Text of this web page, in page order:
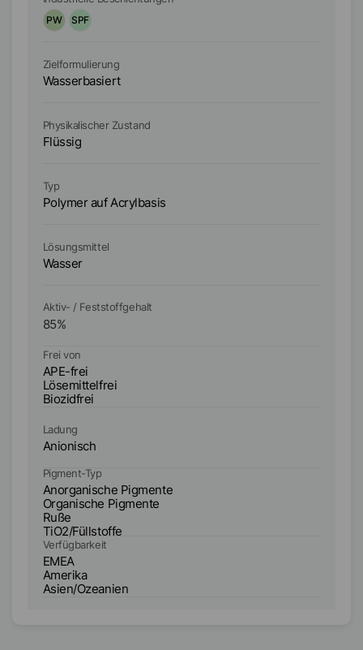
PW
SPF
Zielformulierung
Wasserbasiert
Physikalischer Zustand
Flüssig
Typ
Polymer auf Acrylbasis
Lösungsmittel
Wasser
Aktiv- / Feststoffgehalt
85%
Frei von
APE-frei
Lösemittelfrei
Biozidfrei
Ladung
Anionisch
Pigment-Typ
Anorganische Pigmente
Organische Pigmente
Ruße
TiO2/Füllstoffe
Verfügbarkeit
EMEA
Amerika
Asien/Ozeanien